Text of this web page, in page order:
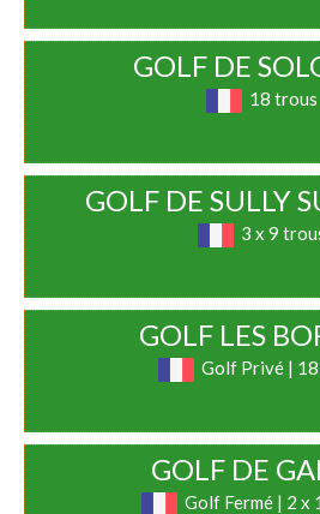
GOLF DE
18 trous
GOLF DE SULLY
3 x 9
GOLF LES
Golf Privé |
GOLF DE
Golf Fermé | 2 x